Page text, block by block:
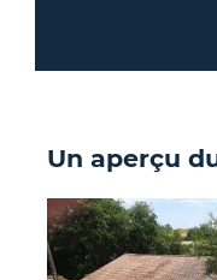
Un aperçu